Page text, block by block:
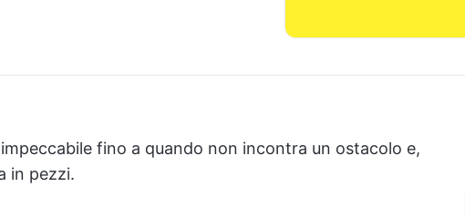
fino a quando non incontra un ostacolo e,
in pezzi.